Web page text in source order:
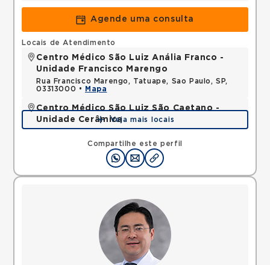
Agende uma consulta
Compartilhe este perfil
Locais de Atendimento
Centro Médico São Luiz Anália Franco -
Unidade Francisco Marengo
Rua Francisco Marengo, Tatuape, Sao Paulo, SP,
03313000 •
Mapa
Centro Médico São Luiz São Caetano -
Unidade Cerâmica
Alameda Caulim, Ceramica, Sao Caetano do Sul,
SP, 09531195 •
Veja mais locais